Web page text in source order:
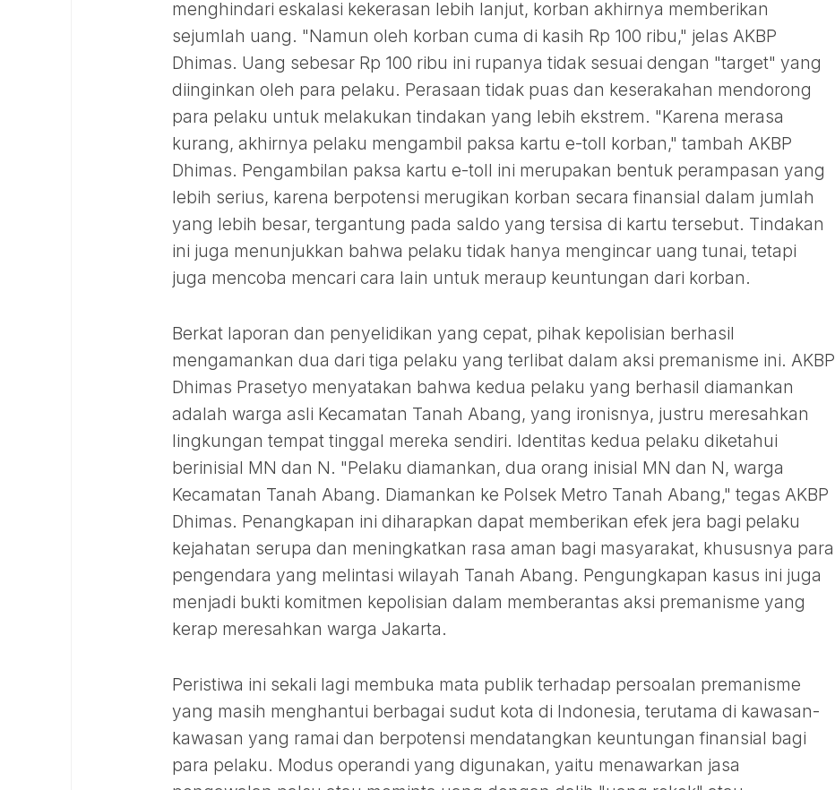
menghindari eskalasi kekerasan lebih lanjut, korban akhirnya memberikan
sejumlah uang. "Namun oleh korban cuma di kasih Rp 100 ribu," jelas AKBP
Dhimas. Uang sebesar Rp 100 ribu ini rupanya tidak sesuai dengan "target" yang
diinginkan oleh para pelaku. Perasaan tidak puas dan keserakahan mendorong
para pelaku untuk melakukan tindakan yang lebih ekstrem. "Karena merasa
kurang, akhirnya pelaku mengambil paksa kartu e-toll korban," tambah AKBP
Dhimas. Pengambilan paksa kartu e-toll ini merupakan bentuk perampasan yang
lebih serius, karena berpotensi merugikan korban secara finansial dalam jumlah
yang lebih besar, tergantung pada saldo yang tersisa di kartu tersebut. Tindakan
ini juga menunjukkan bahwa pelaku tidak hanya mengincar uang tunai, tetapi
juga mencoba mencari cara lain untuk meraup keuntungan dari korban.
Berkat laporan dan penyelidikan yang cepat, pihak kepolisian berhasil
mengamankan dua dari tiga pelaku yang terlibat dalam aksi premanisme ini. AKBP
Dhimas Prasetyo menyatakan bahwa kedua pelaku yang berhasil diamankan
adalah warga asli Kecamatan Tanah Abang, yang ironisnya, justru meresahkan
lingkungan tempat tinggal mereka sendiri. Identitas kedua pelaku diketahui
berinisial MN dan N. "Pelaku diamankan, dua orang inisial MN dan N, warga
Kecamatan Tanah Abang. Diamankan ke Polsek Metro Tanah Abang," tegas AKBP
Dhimas. Penangkapan ini diharapkan dapat memberikan efek jera bagi pelaku
kejahatan serupa dan meningkatkan rasa aman bagi masyarakat, khususnya para
pengendara yang melintasi wilayah Tanah Abang. Pengungkapan kasus ini juga
menjadi bukti komitmen kepolisian dalam memberantas aksi premanisme yang
kerap meresahkan warga Jakarta.
Peristiwa ini sekali lagi membuka mata publik terhadap persoalan premanisme
yang masih menghantui berbagai sudut kota di Indonesia, terutama di kawasan-
kawasan yang ramai dan berpotensi mendatangkan keuntungan finansial bagi
para pelaku. Modus operandi yang digunakan, yaitu menawarkan jasa